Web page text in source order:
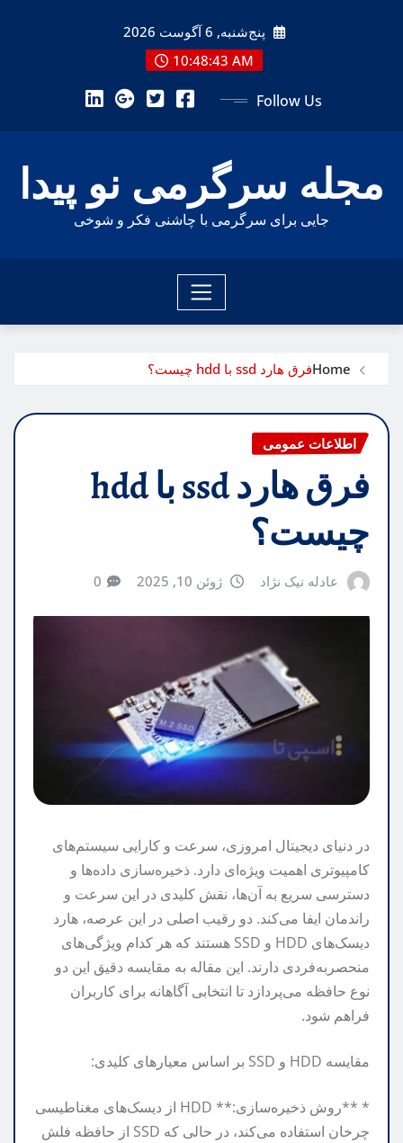
پنج‌شنبه, 6 آگوست 2026
10:48:44 AM
Follow Us
مجله سرگرمی نو پیدا
جایی برای سرگرمی با چاشنی فکر و شوخی
Homeفرق هارد ssd با hdd چیست؟
اطلاعات عمومی
فرق هارد ssd با hdd
چیست؟
عادله نیک نژاد ژوئن 10, 2025 0
در دنیای دیجیتال امروزی، سرعت و کارایی سیستم‌های
کامپیوتری اهمیت ویژه‌ای دارد. ذخیره‌سازی داده‌ها و
دسترسی سریع به آن‌ها، نقش کلیدی در این سرعت و
راندمان ایفا می‌کند. دو رقیب اصلی در این عرصه، هارد
دیسک‌های HDD و SSD هستند که هر کدام ویژگی‌های
منحصربه‌فردی دارند. این مقاله به مقایسه دقیق این دو
نوع حافظه می‌پردازد تا انتخابی آگاهانه برای کاربران
فراهم شود.
مقایسه HDD و SSD بر اساس معیارهای کلیدی:
* **روش ذخیره‌سازی:** HDD از دیسک‌های مغناطیسی
چرخان استفاده می‌کند، در حالی که SSD از حافظه فلش